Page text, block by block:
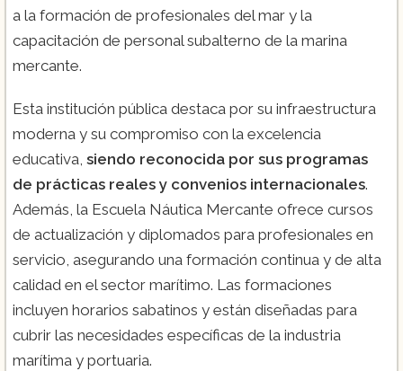
a la formación de profesionales del mar y la
capacitación de personal subalterno de la marina
mercante.
Esta institución pública destaca por su infraestructura
moderna y su compromiso con la excelencia
educativa, siendo reconocida por sus programas
de prácticas reales y convenios internacionales.
Además, la Escuela Náutica Mercante ofrece cursos
de actualización y diplomados para profesionales en
servicio, asegurando una formación continua y de alta
calidad en el sector marítimo. Las formaciones
incluyen horarios sabatinos y están diseñadas para
cubrir las necesidades específicas de la industria
marítima y portuaria.